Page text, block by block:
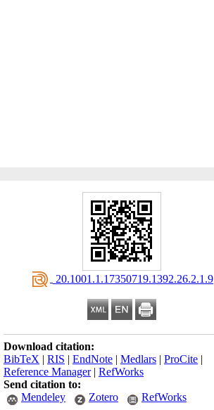
‎ 20.1001.1.17350719.1392.26.2.1.9
Download citation:
BibTeX | RIS | EndNote | Medlars | ProCite |
Reference Manager| RefWorks
Send citation to:
Mendeley
Zotero RefWorks